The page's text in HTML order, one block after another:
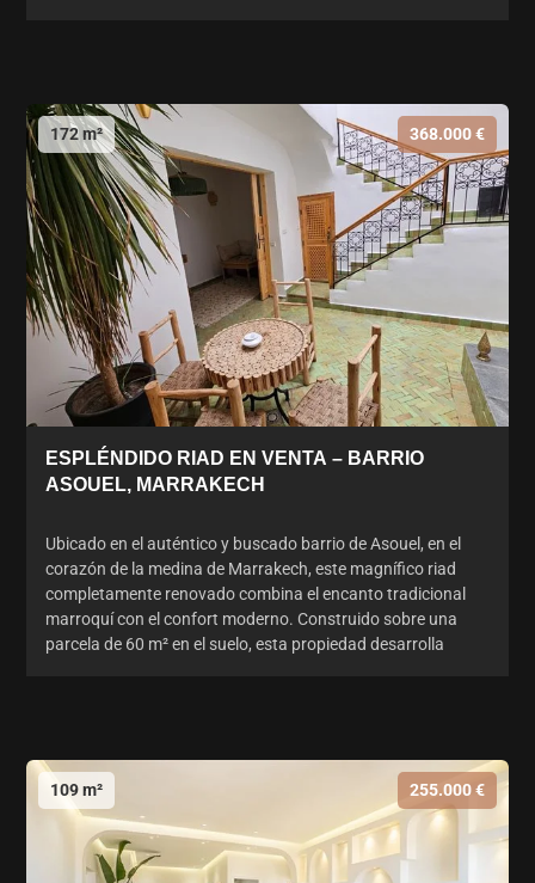
172 m² 368.000 €
ESPLÉNDIDO RIAD EN VENTA – BARRIO
ASOUEL, MARRAKECH
Ubicado en el auténtico y buscado barrio de Asouel, en el
corazón de la medina de Marrakech, este magnífico riad
completamente renovado combina el encanto tradicional
marroquí con el confort moderno. Construido sobre una
parcela de 60 m² en el suelo, esta propiedad desarrolla
109 m² 255.000 €